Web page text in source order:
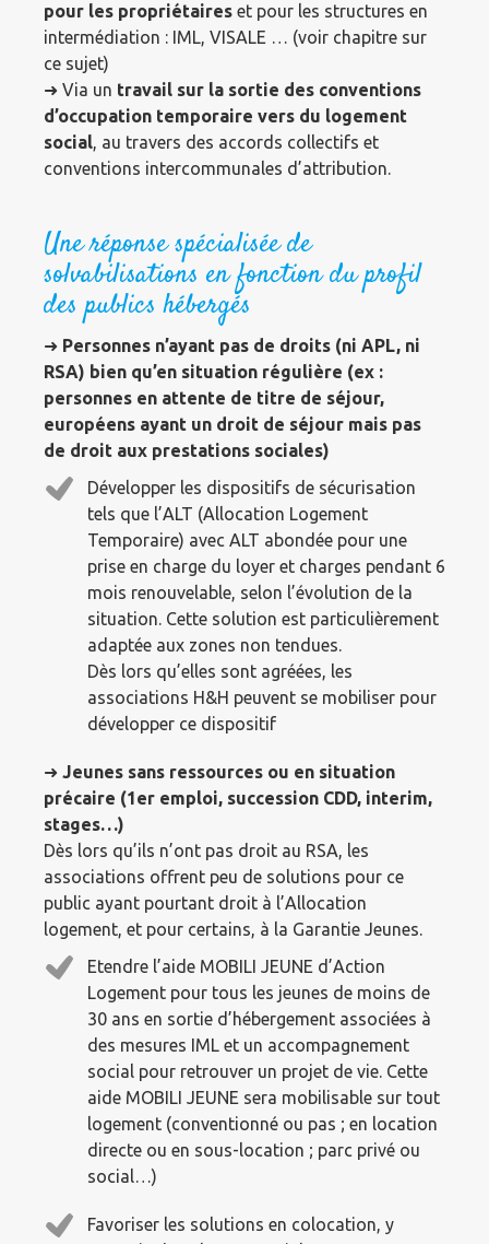
pour les propriétaires et pour les structures en
intermédiation : IML, VISALE … (voir chapitre sur
ce sujet)
➜ Via un travail sur la sortie des conventions
d’occupation temporaire vers du logement
social, au travers des accords collectifs et
conventions intercommunales d’attribution.
Une réponse spécialisée de
solvabilisations en fonction du profil
des publics hébergés
➜ Personnes n’ayant pas de droits (ni APL, ni
RSA) bien qu’en situation régulière (ex :
personnes en attente de titre de séjour,
européens ayant un droit de séjour mais pas
de droit aux prestations sociales)
Développer les dispositifs de sécurisation
tels que l’ALT (Allocation Logement
Temporaire) avec ALT abondée pour une
prise en charge du loyer et charges pendant 6
mois renouvelable, selon l’évolution de la
situation. Cette solution est particulièrement
adaptée aux zones non tendues.
Dès lors qu’elles sont agréées, les
associations H&H peuvent se mobiliser pour
développer ce dispositif
➜ Jeunes sans ressources ou en situation
précaire (1er emploi, succession CDD, interim,
stages…)
Dès lors qu’ils n’ont pas droit au RSA, les
associations offrent peu de solutions pour ce
public ayant pourtant droit à l’Allocation
logement, et pour certains, à la Garantie Jeunes.
Etendre l’aide MOBILI JEUNE d’Action
Logement pour tous les jeunes de moins de
30 ans en sortie d’hébergement associées à
des mesures IML et un accompagnement
social pour retrouver un projet de vie. Cette
aide MOBILI JEUNE sera mobilisable sur tout
logement (conventionné ou pas ; en location
directe ou en sous-location ; parc privé ou
social…)
Favoriser les solutions en colocation, y